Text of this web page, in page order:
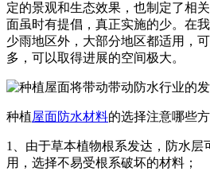
定的景观和生态效果，也制定了相
面虽时有提倡，真正实施的少。在
少雨地区外，大部分地区都适用，
多，可以取得进展的空间极大。
种植屋面防水材料的选择注意哪些
1、由于草本植物根系发达，防水层
用，选择不易受根系破坏的材料；